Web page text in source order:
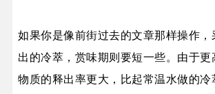
如果你是像前街过去的文章那样操作，
出的冷萃，赏味期则要短一些。由于更
物质的释出率更大，比起常温水做的冷